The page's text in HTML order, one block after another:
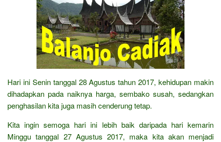
Hari ini Senin tanggal 28 Agustus tahun 2017, kehidupan makin
dihadapkan pada naiknya harga, sembako susah, sedangkan
penghasilan kita juga masih cenderung tetap.
Kita ingin semoga hari ini lebih baik daripada hari kemarin
Minggu tanggal 27 Agustus 2017, maka kita akan menjadi